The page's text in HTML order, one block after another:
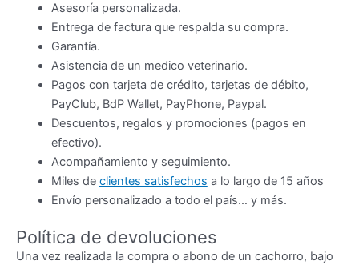
Asesoría personalizada.
Entrega de factura que respalda su compra.
Garantía.
Asistencia de un medico veterinario.
Pagos con tarjeta de crédito, tarjetas de débito,
PayClub, BdP Wallet, PayPhone, Paypal.
Descuentos, regalos y promociones (pagos en
efectivo).
Acompañamiento y seguimiento.
Miles de clientes satisfechos a lo largo de 15 años
Envío personalizado a todo el país… y más.
Política de devoluciones
Una vez realizada la compra o abono de un cachorro, bajo